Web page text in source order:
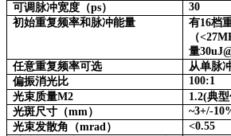
可调脉冲宽度（ps）
30
初始重复频率和脉冲能量
有16档
（
量
任意重复频率可选
从单脉
偏振消光比
100:1
光束质量M2
1.2(典
光斑尺寸（mm）
~3+/-
光束发散角（mrad）
<0.55